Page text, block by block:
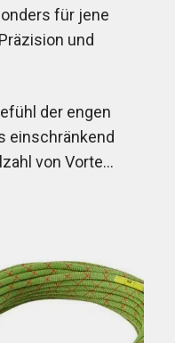
für jene
und
der engen
einschränkend
von Vorte…